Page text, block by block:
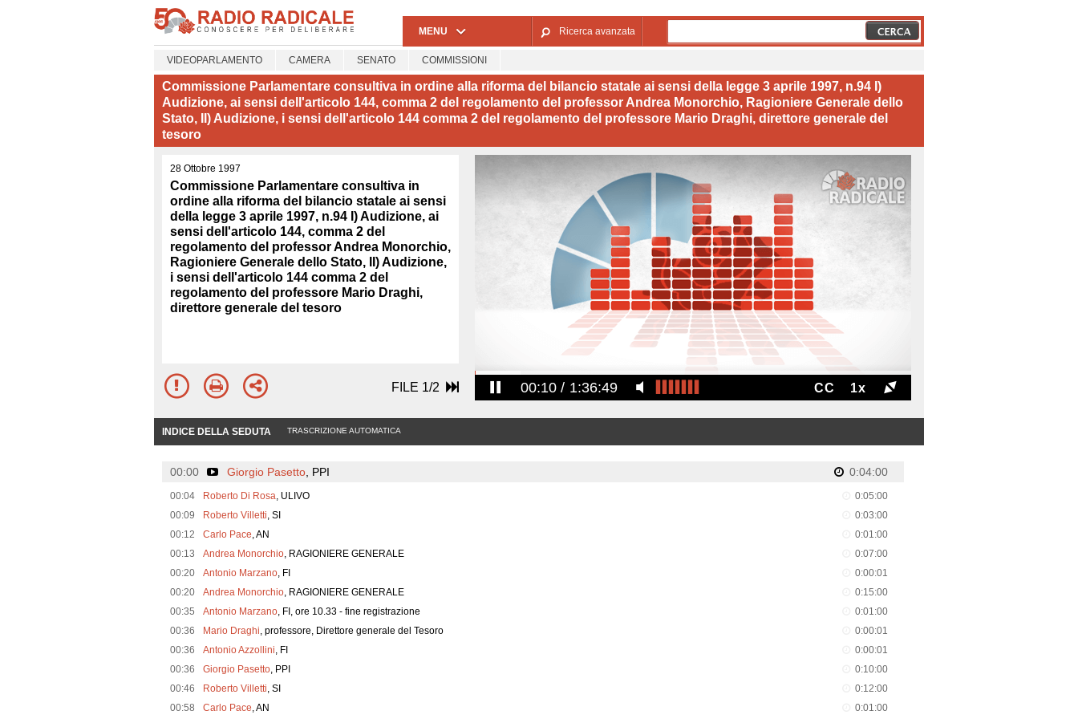
MENU Ricerca avanzata
VIDEOPARLAMENTO CAMERA SENATO COMMISSIONI
Commissione Parlamentare consultiva in ordine alla riforma del bilancio statale ai sensi della legge 3 aprile 1997, n.94 I)
Audizione, ai sensi dell'articolo 144, comma 2 del regolamento del professor Andrea Monorchio, Ragioniere Generale dello
Stato, II) Audizione, i sensi dell'articolo 144 comma 2 del regolamento del professore Mario Draghi, direttore generale del
tesoro
28 Ottobre 1997
Commissione Parlamentare consultiva in
ordine alla riforma del bilancio statale ai sensi
della legge 3 aprile 1997, n.94 I) Audizione, ai
sensi dell'articolo 144, comma 2 del
regolamento del professor Andrea Monorchio,
Ragioniere Generale dello Stato, II) Audizione,
i sensi dell'articolo 144 comma 2 del
regolamento del professore Mario Draghi,
direttore generale del tesoro
FILE 1/2 00:10 1:36:49 CC 1x
INDICE DELLA SEDUTA TRASCRIZIONE AUTOMATICA
0:04:00
00:00 Giorgio Pasetto, PPI
0:05:00
00:04 Roberto Di Rosa, ULIVO
0:03:00
00:09 Roberto Villetti, SI
0:01:00
00:12 Carlo Pace, AN
0:07:00
00:13 Andrea Monorchio, RAGIONIERE GENERALE
0:00:01
00:20 Antonio Marzano, FI
0:15:00
00:20 Andrea Monorchio, RAGIONIERE GENERALE
0:01:00
00:35 Antonio Marzano, FI, ore 10.33 - fine registrazione
0:00:01
00:36 Mario Draghi, professore, Direttore generale del Tesoro
0:00:01
00:36 Antonio Azzollini, FI
0:10:00
00:36 Giorgio Pasetto, PPI
0:12:00
00:46 Roberto Villetti, SI
0:01:00
00:58 Carlo Pace, AN